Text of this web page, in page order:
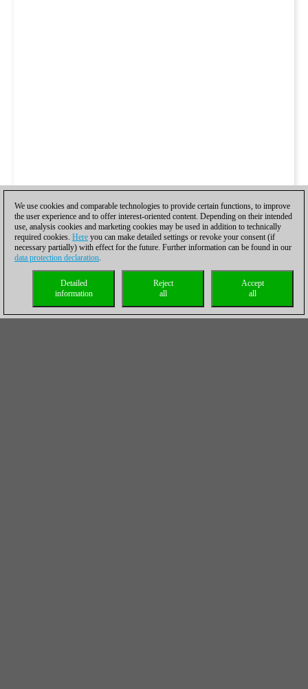
We use cookies and comparable technologies to provide certain functions, to improve
the user experience and to offer interest-oriented content. Depending on their intended
use, analysis cookies and marketing cookies may be used in addition to technically
required cookies. Here you can make detailed settings or revoke your consent (if
necessary partially) with effect for the future. Further information can be found in our
data protection declaration.
Accept
all
Reject
all
Detailed
information